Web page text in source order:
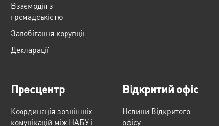
Взаємодія з
громадськістю
Запобігання корупції
Декларації
Пресцентр
Координація зовнішніх
комунікацій між НАБУ і
Відкритий офіс
Новини Відкритого
офісу